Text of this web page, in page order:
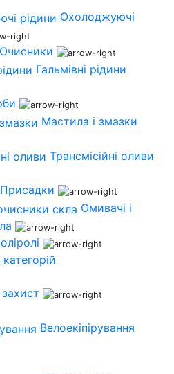
Охолоджуючі
Очисники
Гальмівні рідини
Мастила і змазки
Трансмісійні оливи
Присадки
Омивачі і
захист
Велоекіпірування